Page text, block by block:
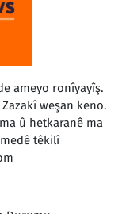
ameyo ronîyayîş.
weşan keno.
û hetkaranê ma
têkilî